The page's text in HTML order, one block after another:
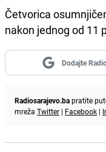
Četvorica
nakon jednog od 11
Dodajte
Radiosarajevo.bapratite
mreža Twitter | Facebook |